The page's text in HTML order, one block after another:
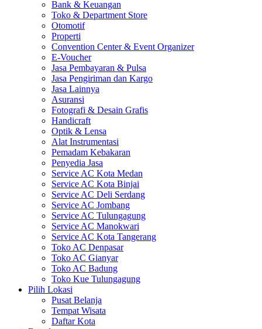
Bank & Keuangan
Toko & Department Store
Otomotif
Properti
Convention Center & Event Organizer
E-Voucher
Jasa Pembayaran & Pulsa
Jasa Pengiriman dan Kargo
Jasa Lainnya
Asuransi
Fotografi & Desain Grafis
Handicraft
Optik & Lensa
Alat Instrumentasi
Pemadam Kebakaran
Penyedia Jasa
Service AC Kota Medan
Service AC Kota Binjai
Service AC Deli Serdang
Service AC Jombang
Service AC Tulungagung
Service AC Manokwari
Service AC Kota Tangerang
Toko AC Denpasar
Toko AC Gianyar
Toko AC Badung
Toko Kue Tulungagung
Pilih Lokasi
Pusat Belanja
Tempat Wisata
Daftar Kota